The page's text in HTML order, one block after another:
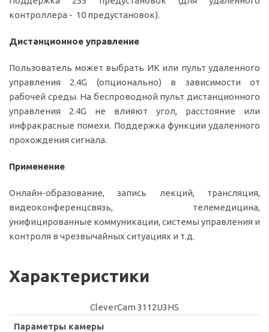
контроллера - 10 предустановок).
Дистанционное управление
Пользователь может выбрать ИК или пульт удаленного
управления 2.4G (опционально) в зависимости от
рабочей среды. На беспроводной пульт дистанционного
управления 2.4G не влияют угол, расстояние или
инфракрасные помехи. Поддержка функции удаленного
прохождения сигнала.
Применение
Онлайн-образование, запись лекций, трансляция,
видеоконференцсвязь, телемедицина,
унифицированные коммуникации, системы управления и
контроля в чрезвычайных ситуациях и т.д.
Характеристики
CleverCam 3112U3HS
Параметры камеры